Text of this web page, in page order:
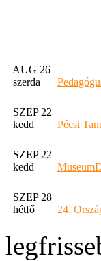
AUG 26
szerda
SZEP 22
kedd
Pécsi
SZEP 22
kedd
SZEP 28
hétfő
24.